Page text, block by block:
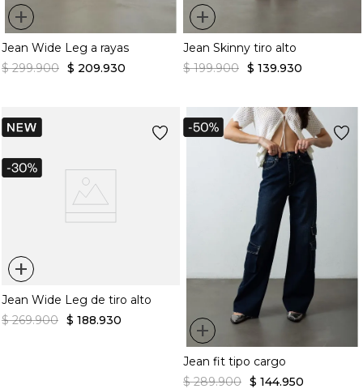
+
Jean Wide Leg a rayas
$ 299.900 $ 209.930
+
Jean Skinny tiro alto
$ 199.900 $ 139.930
+
Jean Wide Leg de tiro alto
$ 269.900 $ 188.930 +
Jean fit tipo cargo
$ 289.900 $ 144.950